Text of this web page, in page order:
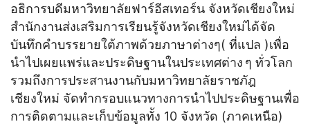
อธิการบดีมหาวิทยาลัยฟาร์อีสเทอร์น จังหวัดเชียงใหม่
สำนักงานส่งเสริมการเรียนรู้จังหวัดเชียงใหม่ได้จัด
บันทึกคำบรรยายใต้ภาพด้วยภาษาต่างๆ( ที่แปล )เพื่อ
นำไปเผยแพร่และประดิษฐานในประเทศต่าง ๆ ทั่วโลก
รวมถึงการประสานงานกับมหาวิทยาลัยราชภัฎ
เชียงใหม่ จัดทำกรอบแนวทางการนำไปประดิษฐานเพื่อ
การติดตามและเก็บข้อมูลทั้ง 10 จังหวัด (ภาคเหนือ)